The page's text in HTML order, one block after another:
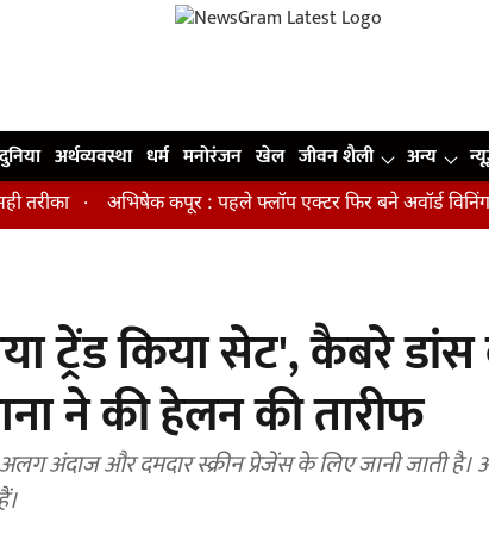
दुनिया अर्थव्यवस्था धर्म मनोरंजन खेल जीवन शैली अन्य
अभिषेक कपूर : पहले फ्लॉप एक्टर फिर बने अवॉर्ड विनिंग
ट्रेंड किया सेट', कैबरे
ने की हेलन की तारीफ
अंदाज और दमदार स्क्रीन प्रेजेंस के लिए जानी जाती